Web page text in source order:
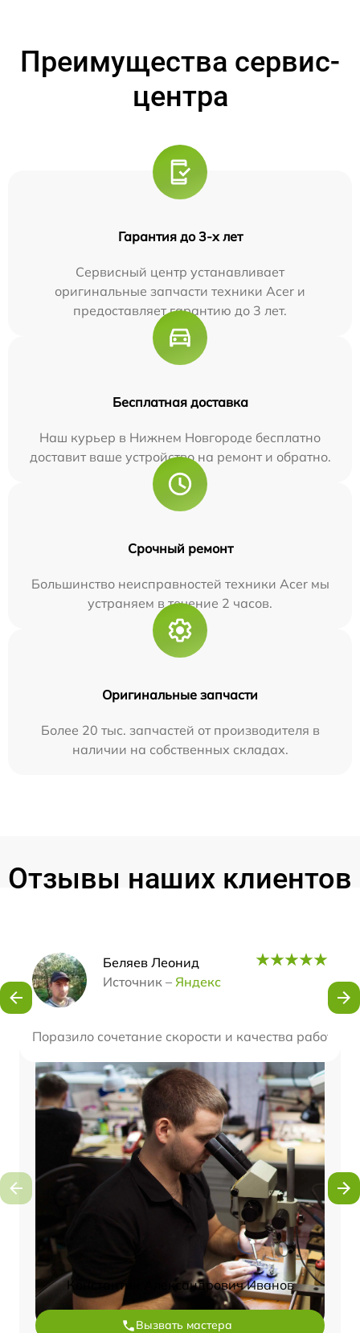
Преимущества сервис-
центра
Гарантия до 3-х лет
Сервисный центр устанавливает
оригинальные запчасти техники Acer и
предоставляет гарантию до 3 лет.
Бесплатная доставка
Наш курьер в Нижнем Новгороде бесплатно
доставит ваше устройство на ремонт и обратно.
Срочный ремонт
Большинство неисправностей техники Acer мы
устраняем в течение 2 часов.
Оригинальные запчасти
Более 20 тыс. запчастей от производителя в
наличии на собственных складах.
Отзывы наших клиентов
Беляев Леонид
Источник – Яндекс
Поразило сочетание скорости и качества
Наши мастера
Константин Александрович Иванов
Вызвать мастера